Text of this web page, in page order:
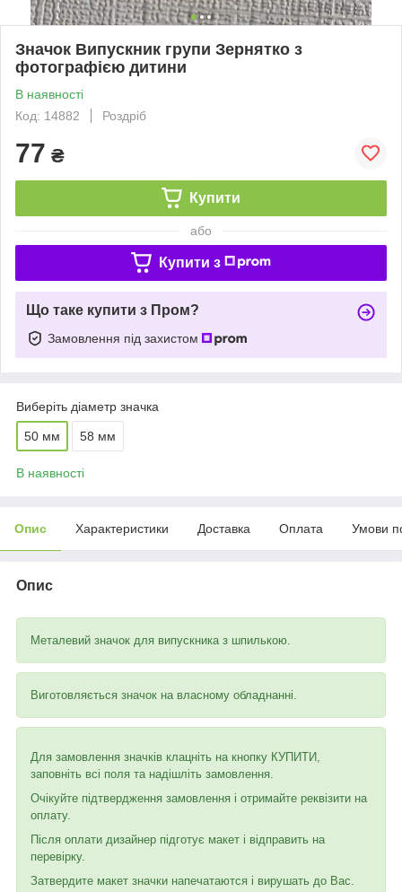
Значок Випускник групи Зернятко з
фотографією дитини
В наявності
Код: 14882
Роздріб
77 ₴
Купити
або
Купити з
Що таке купити з Пром?
Замовлення під захистом
Виберіть діаметр значка
50 мм 58 мм
В наявності
Опис Характеристики Доставка Оплата Умови
Опис
Металевий значок для випускника з шпилькою.
Виготовляється значок на власному обладнанні.
Для замовлення значків клацніть на кнопку КУПИТИ,
заповніть всі поля та надішліть замовлення.
Очікуйте підтвердження замовлення і отримайте реквізити на
оплату.
Після оплати дизайнер підготує макет і відправить на
перевірку.
Затвердите макет значки напечатаются і вирушать до Вас.